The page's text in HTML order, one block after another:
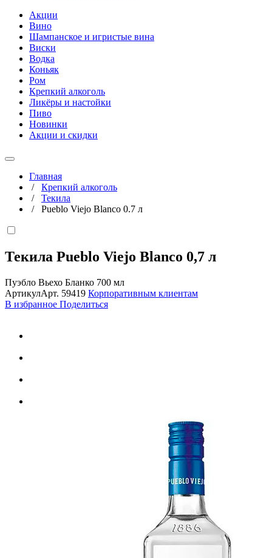
Акции
Вино
Шампанское и игристые вина
Виски
Водка
Коньяк
Ром
Крепкий алкоголь
Ликёры и настойки
Пиво
Новинки
Акции и скидки
Главная
/ Крепкий алкоголь
/ Текила
/ Pueblo Viejo Blanco 0.7 л
Текила Pueblo Viejo Blanco 0,7 л
Пуэбло Вьехо Бланко 700 мл
АртикулАрт. 59419 Корпоративным клиентам
В избранное Поделиться